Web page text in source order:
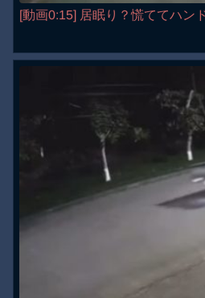
[動画0:15] 居眠り？慌ててハン